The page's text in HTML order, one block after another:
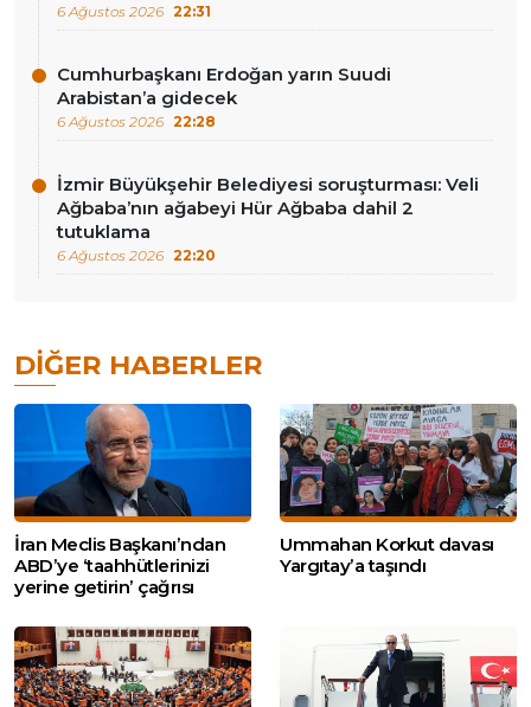
6 Ağustos 2026 22:31
Cumhurbaşkanı Erdoğan yarın Suudi
Arabistan’a gidecek
6 Ağustos 2026 22:28
İzmir Büyükşehir Belediyesi soruşturması: Veli
Ağbaba’nın ağabeyi Hür Ağbaba dahil 2
tutuklama
6 Ağustos 2026 22:20
DIĞER HABERLER
İran Meclis Başkanı’ndan
ABD’ye ‘taahhütlerinizi
yerine getirin’ çağrısı
Ummahan Korkut davası
Yargıtay’a taşındı